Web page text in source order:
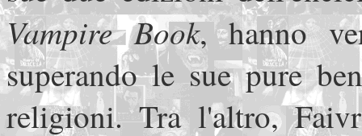
Vampire Book, hanno
superando le sue pure
religioni. Tra l'altro,